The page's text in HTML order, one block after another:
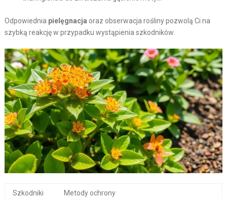
Odpowiednia pielęgnacja oraz obserwacja rośliny pozwolą Ci na
szybką reakcję w przypadku wystąpienia szkodników.
Szkodniki Metody ochrony